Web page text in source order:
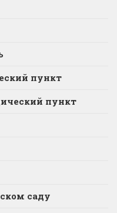
пункт
пункт
саду